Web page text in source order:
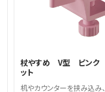
杖やすめ V型 ピンク
ット
机やカウンターを挟み込み